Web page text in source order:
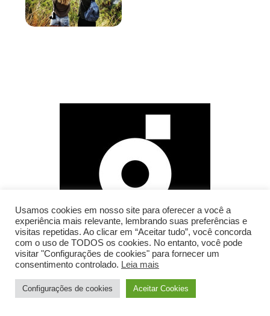
Usamos cookies em nosso site para oferecer a você a
experiência mais relevante, lembrando suas preferências e
visitas repetidas. Ao clicar em “Aceitar tudo”, você concorda
com o uso de TODOS os cookies. No entanto, você pode
visitar "Configurações de cookies" para fornecer um
consentimento controlado. Leia mais
Configurações de cookies Aceitar Cookies